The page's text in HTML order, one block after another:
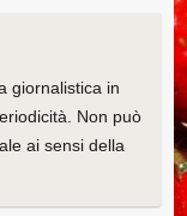
giornalistica in
Non può
ai sensi della